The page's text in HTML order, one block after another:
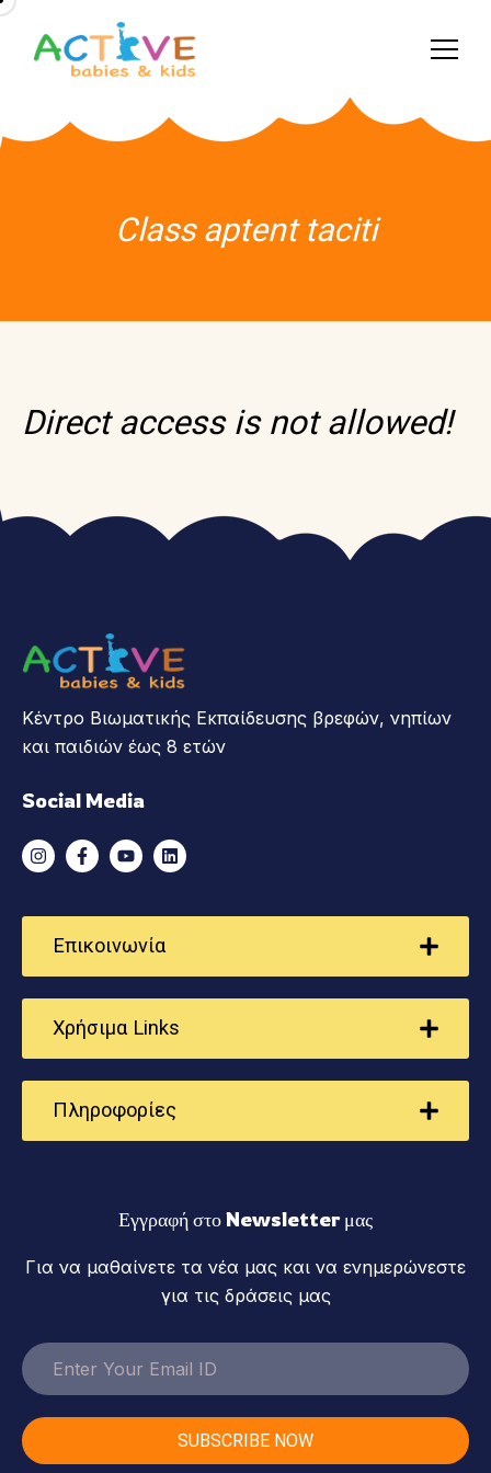
Class aptent taciti
Direct access is not allowed!
Κέντρο Βιωματικής Εκπαίδευσης βρεφών, νηπίων
και παιδιών έως 8 ετών
Social Media
Επικοινωνία
Χρήσιμα Links
Πληροφορίες
Εγγραφή στο Newsletter μας
Για να μαθαίνετε τα νέα μας και να ενημερώνεστε
για τις δράσεις μας
SUBSCRIBE NOW